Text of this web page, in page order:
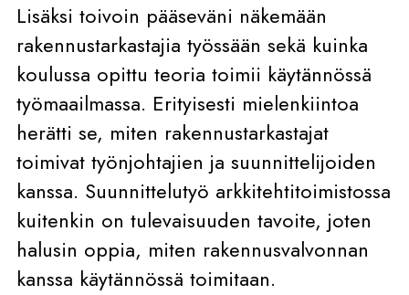
Lisäksi toivoin pääseväni näkemään
rakennustarkastajia työssään sekä kuinka
koulussa opittu teoria toimii käytännössä
työmaailmassa. Erityisesti mielenkiintoa
herätti se, miten rakennustarkastajat
toimivat työnjohtajien ja suunnittelijoiden
kanssa. Suunnittelutyö arkkitehtitoimistossa
kuitenkin on tulevaisuuden tavoite, joten
halusin oppia, miten rakennusvalvonnan
kanssa käytännössä toimitaan.